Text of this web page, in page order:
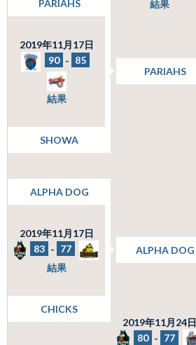
結果
PARIAHS
2019年11月17日
90 - 85
結果
PARIAHS
SHOWA
ALPHA DOG
2019年11月17日
83 - 77
結果
ALPHA DOG
2019年11月24日
80 - 77
CHICKS